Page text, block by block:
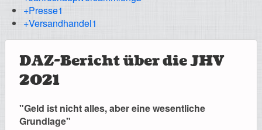
+Presse1
+Versandhandel1
DAZ-Bericht über die JHV
2021
"Geld ist nicht alles, aber eine wesentliche
Grundlage"